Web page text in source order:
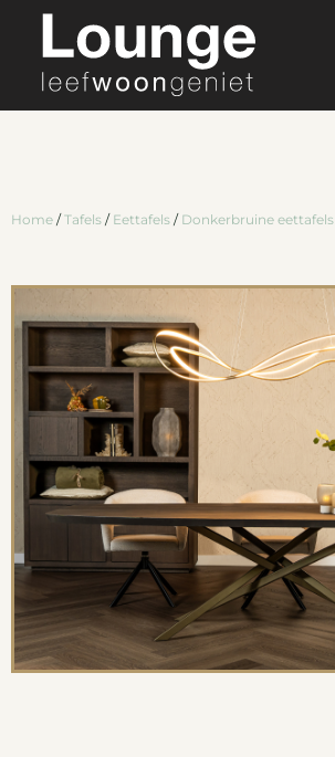
Home /Tafels / Eettafels / Donkerbruine eettafels